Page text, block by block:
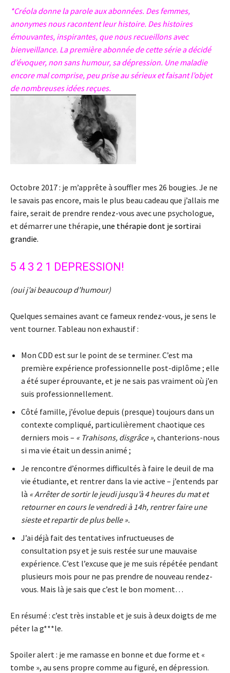
*Créola donne la parole aux abonnées. Des femmes,
anonymes nous racontent leur histoire. Des histoires
émouvantes, inspirantes, que nous recueillons avec
bienveillance. La première abonnée de cette série a décidé
d’évoquer, non sans humour, sa dépression. Une maladie
encore mal comprise, peu prise au sérieux et faisant l’objet
de nombreuses idées reçues.
Octobre 2017 : je m’apprête à souffler mes 26 bougies. Je ne
le savais pas encore, mais le plus beau cadeau que j’allais me
faire, serait de prendre rendez-vous avec une psychologue,
et démarrer une thérapie, une thérapie dont je sortirai
grandie.
5 4 3 2 1 DEPRESSION!
(oui j’ai beaucoup d’humour)
Quelques semaines avant ce fameux rendez-vous, je sens le
vent tourner. Tableau non exhaustif :
Mon CDD est sur le point de se terminer. C’est ma
première expérience professionnelle post-diplôme ; elle
a été super éprouvante, et je ne sais pas vraiment où j’en
suis professionnellement.
Côté famille, j’évolue depuis (presque) toujours dans un
contexte compliqué, particulièrement chaotique ces
derniers mois – « Trahisons, disgrâce », chanterions-nous
si ma vie était un dessin animé ;
Je rencontre d’énormes difficultés à faire le deuil de ma
vie étudiante, et rentrer dans la vie active – j’entends par
là « Arrêter de sortir le jeudi jusqu’à 4 heures du mat et
retourner en cours le vendredi à 14h, rentrer faire une
sieste et repartir de plus belle ».
J’ai déjà fait des tentatives infructueuses de
consultation psy et je suis restée sur une mauvaise
expérience. C’est l’excuse que je me suis répétée pendant
plusieurs mois pour ne pas prendre de nouveau rendez-
vous. Mais là je sais que c’est le bon moment…
En résumé : c’est très instable et je suis à deux doigts de me
péter la g***le.
Spoiler alert : je me ramasse en bonne et due forme et «
tombe », au sens propre comme au figuré, en dépression.